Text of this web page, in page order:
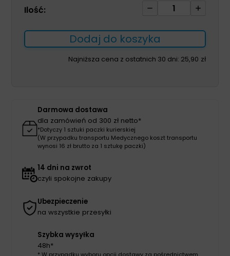
Ilość:
ilość
Gripzzly
L
50szt
Dodaj do koszyka
Najniższa cena z ostatnich 30 dni: 25,90 zł
Darmowa dostawa
dla zamówień od 300 zł netto*
*Dotyczy 1 sztuki paczki kurierskiej
(W przypadku transportu Medycznego koszt transportu
wynosi 16 zł brutto za 1 sztukę paczki)
14 dni na zwrot
czyli spokojne zakupy
Ubezpieczenie
na wszystkie przesyłki
Szybka wysyłka
48h*